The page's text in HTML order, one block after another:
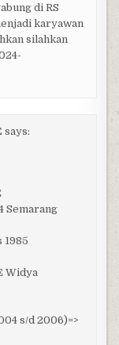
di RS
karyawan
silahkan
says:
Semarang
1985
Widya
s/d 2006)=>